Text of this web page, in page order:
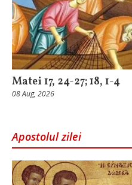
Matei 17, 24-27; 18, 1-4
08 Aug, 2026
Apostolul zilei